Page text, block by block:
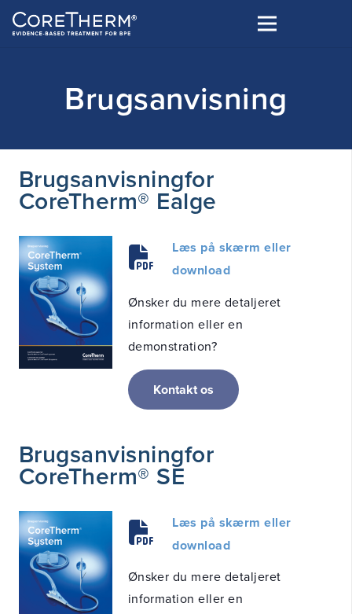
Brugsanvisning
Brugsanvisningfor
CoreTherm® Ealge
Læs på skærm eller
download
Ønsker du mere detaljeret
information eller en
demonstration?
Kontakt os
Brugsanvisningfor
CoreTherm® SE
Læs på skærm eller
download
Ønsker du mere detaljeret
information eller en